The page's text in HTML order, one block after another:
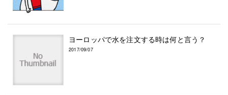
ヨーロッパで水を注文する時は何と言う？
2017/09/07